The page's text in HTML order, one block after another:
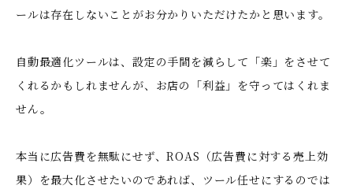
ールは存在しないことがお分かりいただけたかと思います。
自動最適化ツールは、設定の手間を減らして「楽」をさせて
くれるかもしれませんが、お店の「利益」を守ってはくれま
せん。
本当に広告費を無駄にせず、ROAS（広告費に対する売上効
果）を最大化させたいのであれば、ツール任せにするのでは